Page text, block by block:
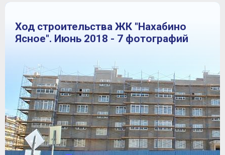
Ход строительства ЖК "Нахабино
Ясное". Июнь 2018 - 7 фотографий